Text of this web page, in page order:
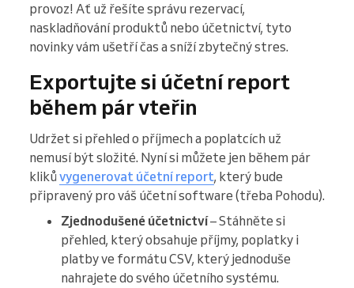
provoz! Ať už řešíte správu rezervací,
naskladňování produktů nebo účetnictví, tyto
novinky vám ušetří čas a sníží zbytečný stres.
Exportujte si účetní report
během pár vteřin
Udržet si přehled o příjmech a poplatcích už
nemusí být složité. Nyní si můžete jen během pár
kliků vygenerovat účetní report, který bude
připravený pro váš účetní software (třeba Pohodu).
Zjednodušené účetnictví– Stáhněte si
přehled, který obsahuje příjmy, poplatky i
platby ve formátu CSV, který jednoduše
nahrajete do svého účetního systému.